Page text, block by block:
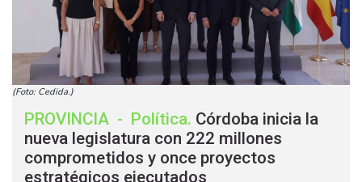
(Foto: Cedida.)
PROVINCIA - Política. Córdoba inicia la
nueva legislatura con 222 millones
comprometidos y once proyectos
estratégicos ejecutados